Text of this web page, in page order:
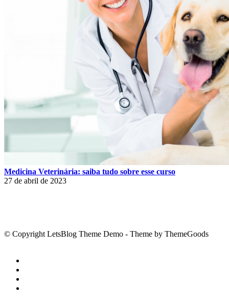
Medicina Veterinária: saiba tudo sobre esse curso
27 de abril de 2023
© Copyright LetsBlog Theme Demo - Theme by ThemeGoods